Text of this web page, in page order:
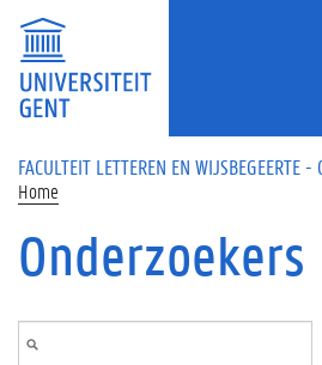
Overslaan en naar de inhoud gaan
FACULTEIT LETTEREN EN WIJSBEGEERTE -
Home
Onderzoekers